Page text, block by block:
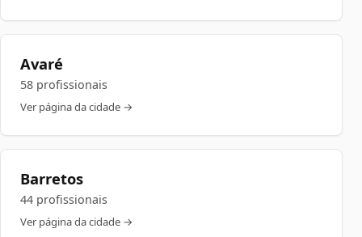
Avaré
58 profissionais
Ver página da cidade →
Barretos
44 profissionais
Ver página da cidade →